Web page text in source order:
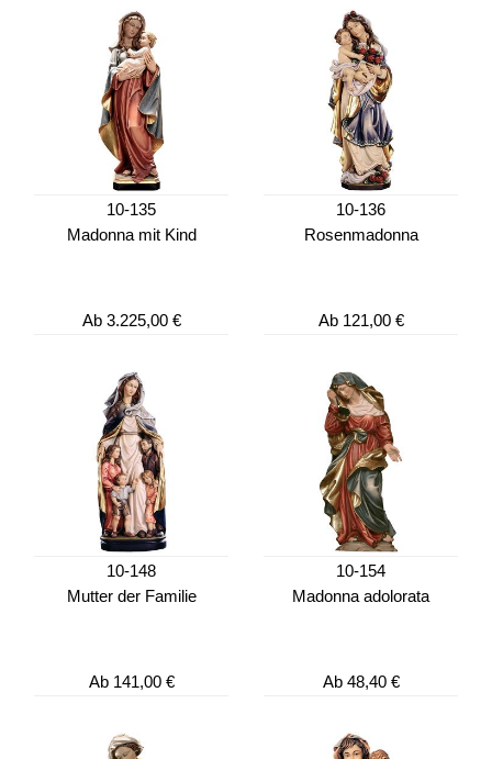
10-135
Madonna mit Kind
Ab3.225,00 €
10-136
Rosenmadonna
Ab121,00 €
10-148
Mutter der Familie
Ab141,00 €
10-154
Madonna adolorata
Ab48,40 €